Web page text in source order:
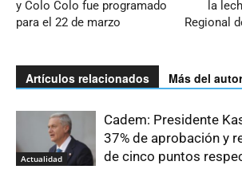
y Colo Colo fue programado
para el 22 de marzo
la
Regional
Artículos relacionados Más del autor
Actualidad
Cadem: Presidente
37% de aprobación y
de cinco puntos